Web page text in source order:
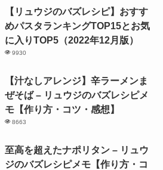
【リュウジのバズレシピ】おすす
めパスタランキングTOP15とお気
に入りTOP5（2022年12月版）
9930
【汁なしアレンジ】辛ラーメンま
ぜそば – リュウジのバズレシピメ
モ【作り方・コツ・感想】
8663
至高を超えたナポリタン – リュウ
ジのバズレシピメモ【作り方・コ